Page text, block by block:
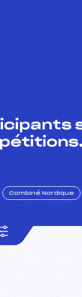
Combiné Nordique